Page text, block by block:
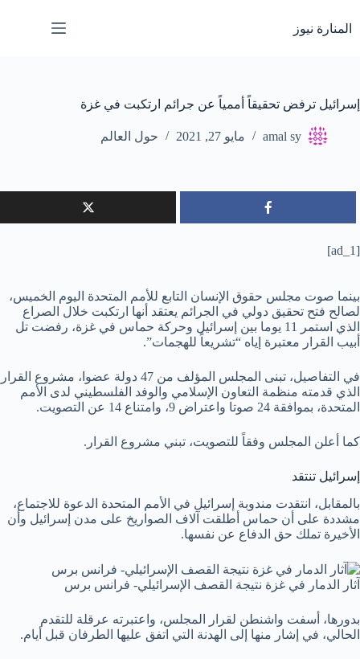
إلى
المحتوى
المنارة نيوز
إسرائيل ترفض تحقيقاً أممياً عن جرائم ارتكبت في غزة
amal sy مايو 27, 2021 حول العالم
[ad_1]
بينما صوت مجلس حقوق الإنسان التابع للأمم المتحدة اليوم الخميس،
لصالح فتح تحقيق دولي في الجرائم يعتقد أنها ارتكبت خلال الصراع
الذي استمر 11 يوما بين إسرائيل وحركة حماس في غزة، رفضت تل
أبيب القرار معتبرة إياه “تشريعاً للهجمات”.
في التفاصيل، تبنى المجلس المؤلف من 47 دولة عضوا، مشروع القرار
الذي قدمته منظمة التعاون الإسلامي والوفد الفلسطيني لدى الأمم
المتحدة، بموافقة 24 صوتا واعتراض 9، وامتناع 14 عن التصويت.
كما أعلن المجلس وفقاً للتصويت، تبني مشروع القرار.
إسرائيل تنتقد
بالمقابل، انتقدت مندوبة إسرائيل في الأمم المتحدة الدعوة للاجتماع،
مشددة على أن حماس أطلقت آلاف الصواريخ على مدن إسرائيل وأن
الأخيرة تملك حق الدفاع عن نفسها.
آثار الدمار في غزة نتيجة القصف الإسرائيلي- فرانس برس
بدورها، أسفت واشنطن لقرار المجلس، واعتبرته عرقلة للتقدم
الحالي، في إشار منها إلى الهدنة التي اتفق عليها الطرفان قبل أيام.